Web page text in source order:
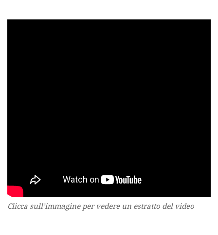
Clicca sull’immagine per vedere un estratto del video